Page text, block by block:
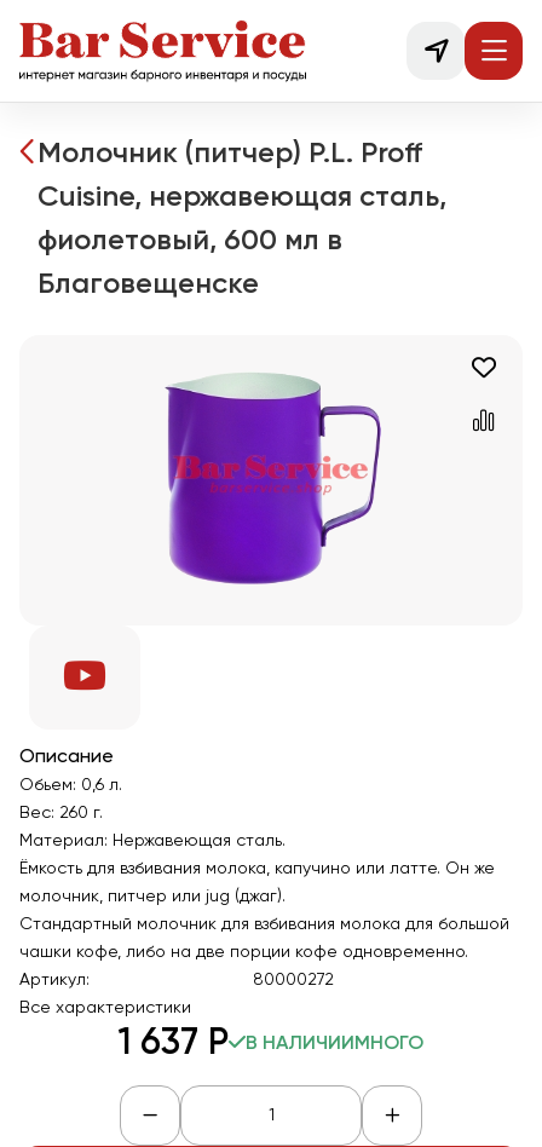
Молочник (питчер) P.L. Proff
Cuisine, нержавеющая сталь,
фиолетовый, 600 мл в
Благовещенске
Описание
Обьем: 0,6 л.
Вес: 260 г.
Материал: Нержавеющая сталь.
Ёмкость для взбивания молока, капучино или латте. Он же
молочник, питчер или jug (джаг).
Стандартный молочник для взбивания молока для большой
чашки кофе, либо на две порции кофе одновременно.
Артикул:
80000272
Все характеристики
1 637 Р В НАЛИЧИИ МНОГО